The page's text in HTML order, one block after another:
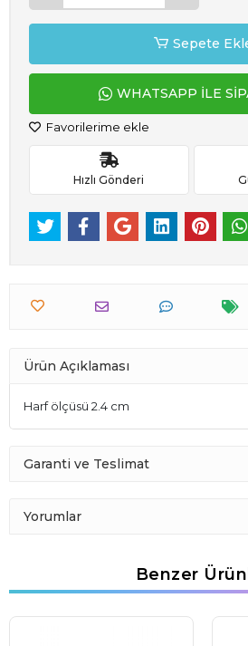
Sepete
WHATSAPP İLE
Favorilerime ekle
Hızlı Gönderi
Ürün Açıklaması
Harf ölçüsü 2.4 cm
Garanti ve Teslimat
Yorumlar
Benzer